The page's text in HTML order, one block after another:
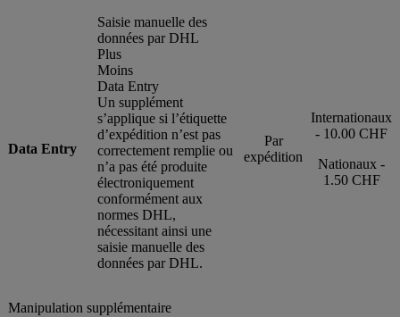
Data Entry
Saisie manuelle des
données par DHL
Plus
Moins
Data Entry
Un supplément
s’applique si l’étiquette
d’expédition n’est pas
correctement remplie ou
n’a pas été produite
électroniquement
conformément aux
normes DHL,
nécessitant ainsi une
saisie manuelle des
données par DHL.
Par
expédition
Internationaux
- 10.00 CHF
Nationaux -
1.50 CHF
Manipulation supplémentaire